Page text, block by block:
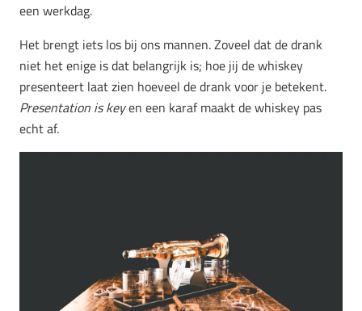
een werkdag.
Het brengt iets los bij ons mannen. Zoveel dat de drank
niet het enige is dat belangrijk is; hoe jij de whiskey
presenteert laat zien hoeveel de drank voor je betekent.
Presentation is keyen een karaf maakt de whiskey pas
echt af.